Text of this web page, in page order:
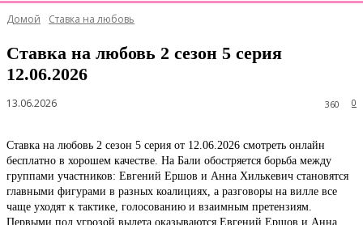
Домой Ставка на любовь
Ставка на любовь 2 сезон 5 серия
12.06.2026
13.06.2026 0
360
Ставка на любовь 2 сезон 5 серия от 12.06.2026 смотреть онлайн
бесплатно в хорошем качестве. На Бали обостряется борьба между
группами участников: Евгений Ершов и Анна Хилькевич становятся
главными фигурами в разных коалициях, а разговоры на вилле все
чаще уходят к тактике, голосованию и взаимным претензиям.
Первыми под угрозой вылета оказываются Евгений Ершов и Анна